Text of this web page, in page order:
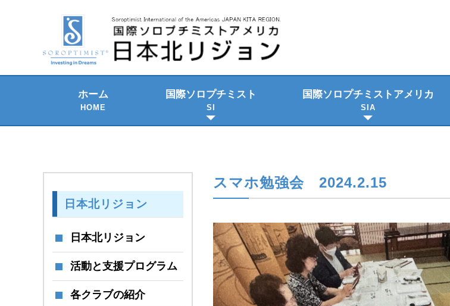
ホーム
HOME
国際ソロプチミスト
SI
国際ソロプチミスト アメリカ
SIA
スマホ勉強会 2024.2.15
日本北リジョン
日本北リジョン
活動と支援プログラム
各クラブの紹介